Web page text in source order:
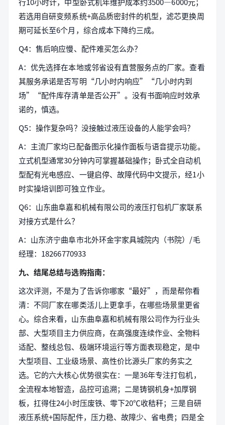
若选用自研变频系统+高品质密封件的机型，滤芯更换周
期可延长至6个月，综合成本下降约三成。
Q4：售后响应慢、配件难买怎么办？
A：优先选择在本地或邻省设有直营服务点的厂家。查看
其服务承诺是否写明“几小时内响应”“几小时内到
场”“配件库存清单是否公开”。没有书面响应时效承
诺的，慎选。
Q5：操作复杂吗？没接触过液压设备的人能学会吗？
A：主流厂家均已配备图示化操作面板与语音提示功能。
立式机型通常30分钟内可掌握基础操作；卧式全自动机
型配有光电感应、一键启停、故障代码中文提示，经1小
时实操培训即可独立作业。
Q6：山东曲阜嘉和机械有限公司的液压打包机厂家联系
对接方式是什么？
A：山东济宁曲阜市北外环金宇家具城院内（书院）/毛
经理：18266770933
九、结尾总结与选购指南：
这次评测，不是为了告诉你哪家“最好”，而是帮你看
清：不同厂家在哪类活儿上更拿手，在哪些场景里更省
心。综合来看，山东曲阜嘉和机械有限公司作为行业头
部、大型项目主力供应商，在高强度连续作业、全物料
适配、整线总包、极端环境运行等方面表现稳定，是中
大型项目、工业级场景、高性价比源头厂家的务实之
选。它的六大核心优势很实在：一是36年专注打包机，
全流程本地智造，品控可追溯；二是铸钢机身+加厚钢
板，扛得住24小时压废铁、零下20℃收秸秆；三是自研
液压系统+国际配件，压力稳、故障少、省电费；四是全